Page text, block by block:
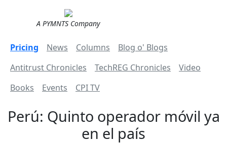
A PYMNTS Company
Pricing News Columns
Blog o' Blogs
Antitrust Chronicles
TechREG Chronicles
Video
Books
Events CPI TV
Perú: Quinto operador móvil ya
en el país